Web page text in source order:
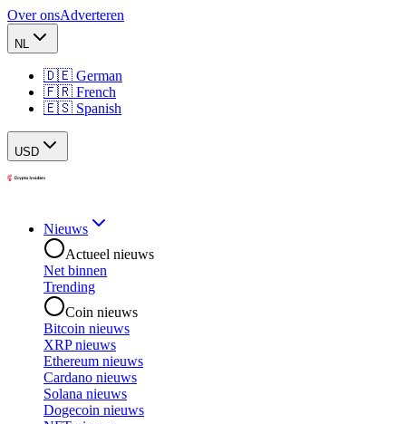
Over onsAdverteren
NL
🇩🇪 German
🇫🇷 French
🇪🇸 Spanish
USD
Nieuws
Actueel nieuws
Net binnen
Trending
Coin nieuws
Bitcoin nieuws
XRP nieuws
Ethereum nieuws
Cardano nieuws
Solana nieuws
Dogecoin nieuws